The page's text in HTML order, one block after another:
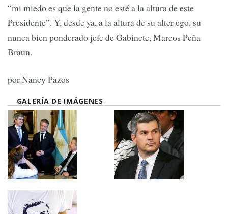
“mi miedo es que la gente no esté a la altura de este
Presidente”. Y, desde ya, a la altura de su alter ego, su
nunca bien ponderado jefe de Gabinete, Marcos Peña
Braun.
por Nancy Pazos
GALERÍA DE IMÁGENES